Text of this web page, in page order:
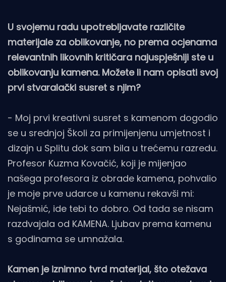
U svojemu radu upotrebljavate različite
materijale za oblikovanje, no prema ocjenama
relevantnih likovnih kritičara najuspješniji ste u
oblikovanju kamena. Možete li nam opisati svoj
prvi stvaralački susret s njim?
- Moj prvi kreativni susret s kamenom dogodio
se u srednjoj Školi za primijenjenu umjetnost i
dizajn u Splitu dok sam bila u trećemu razredu.
Profesor Kuzma Kovačić, koji je mijenjao
našega profesora iz obrade kamena, pohvalio
je moje prve udarce u kamenu rekavši mi:
Nejašmić, ide tebi to dobro. Od tada se nisam
razdvajala od KAMENA. Ljubav prema kamenu
s godinama se umnažala.
Kamen je iznimno tvrd materijal, što otežava